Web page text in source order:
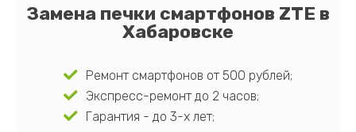
Замена печки смартфонов ZTE в
Хабаровске
Ремонт смартфонов от 500 рублей;
Экспресс-ремонт до 2 часов;
Гарантия - до 3-х лет;